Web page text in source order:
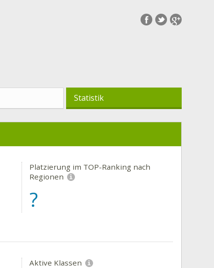
Statistik
Platzierung im TOP-Ranking nach
Regionen
?
Aktive Klassen